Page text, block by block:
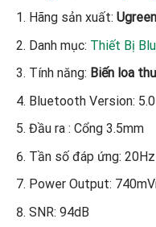
Hãng sản xuất: Ugreen
Danh mục: Thiết Bị
Tính năng: Biến loa
Bluetooth Version: 5.0
Đầu ra : Cổng 3.5mm
Tần số đáp ứng:
Power Output:
SNR: 94dB